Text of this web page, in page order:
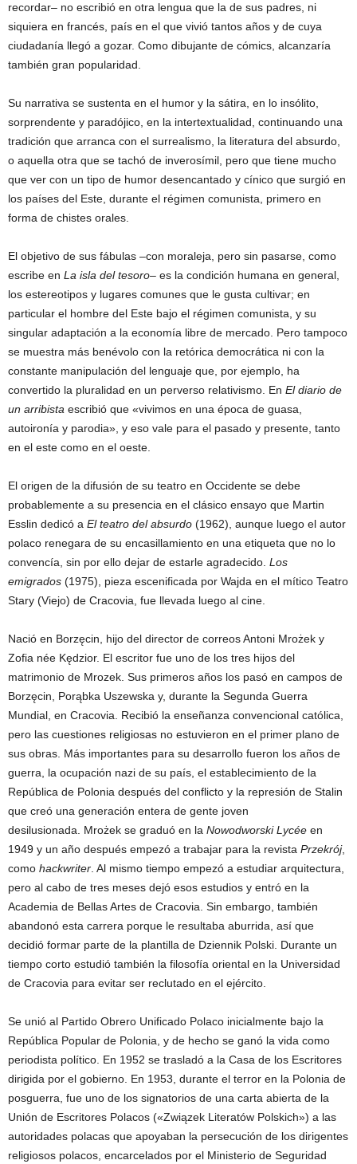
recordar– no escribió en otra lengua que la de sus padres, ni
siquiera en francés, país en el que vivió tantos años y de cuya
ciudadanía llegó a gozar. Como dibujante de cómics, alcanzaría
también gran popularidad.
Su narrativa se sustenta en el humor y la sátira, en lo insólito,
sorprendente y paradójico, en la intertextualidad, continuando una
tradición que arranca con el surrealismo, la literatura del absurdo,
o aquella otra que se tachó de inverosímil, pero que tiene mucho
que ver con un tipo de humor desencantado y cínico que surgió en
los países del Este, durante el régimen comunista, primero en
forma de chistes orales.
El objetivo de sus fábulas –con moraleja, pero sin pasarse, como
escribe en La isla del tesoro– es la condición humana en general,
los estereotipos y lugares comunes que le gusta cultivar; en
particular el hombre del Este bajo el régimen comunista, y su
singular adaptación a la economía libre de mercado. Pero tampoco
se muestra más benévolo con la retórica democrática ni con la
constante manipulación del lenguaje que, por ejemplo, ha
convertido la pluralidad en un perverso relativismo. En El diario de
un arribista escribió que «vivimos en una época de guasa,
autoironía y parodia», y eso vale para el pasado y presente, tanto
en el este como en el oeste.
El origen de la difusión de su teatro en Occidente se debe
probablemente a su presencia en el clásico ensayo que Martin
Esslin dedicó a El teatro del absurdo (1962), aunque luego el autor
polaco renegara de su encasillamiento en una etiqueta que no lo
convencía, sin por ello dejar de estarle agradecido. Los
emigrados (1975), pieza escenificada por Wajda en el mítico Teatro
Stary (Viejo) de Cracovia, fue llevada luego al cine.
Nació en Borzęcin, hijo del director de correos Antoni Mrożek y
Zofia née Kędzior. El escritor fue uno de los tres hijos del
matrimonio de Mrozek. Sus primeros años los pasó en campos de
Borzęcin, Porąbka Uszewska y, durante la Segunda Guerra
Mundial, en Cracovia. Recibió la enseñanza convencional católica,
pero las cuestiones religiosas no estuvieron en el primer plano de
sus obras. Más importantes para su desarrollo fueron los años de
guerra, la ocupación nazi de su país, el establecimiento de la
República de Polonia después del conflicto y la represión de Stalin
que creó una generación entera de gente joven
desilusionada. Mrożek se graduó en la Nowodworski Lycée en
1949 y un año después empezó a trabajar para la revista Przekrój,
como hackwriter . Al mismo tiempo empezó a estudiar arquitectura,
pero al cabo de tres meses dejó esos estudios y entró en la
Academia de Bellas Artes de Cracovia. Sin embargo, también
abandonó esta carrera porque le resultaba aburrida, así que
decidió formar parte de la plantilla de Dziennik Polski. Durante un
tiempo corto estudió también la filosofía oriental en la Universidad
de Cracovia para evitar ser reclutado en el ejército.
Se unió al Partido Obrero Unificado Polaco inicialmente bajo la
República Popular de Polonia, y de hecho se ganó la vida como
periodista político. En 1952 se trasladó a la Casa de los Escritores
dirigida por el gobierno. En 1953, durante el terror en la Polonia de
posguerra, fue uno de los signatorios de una carta abierta de la
Unión de Escritores Polacos («Związek Literatów Polskich») a las
autoridades polacas que apoyaban la persecución de los dirigentes
religiosos polacos, encarcelados por el Ministerio de Seguridad